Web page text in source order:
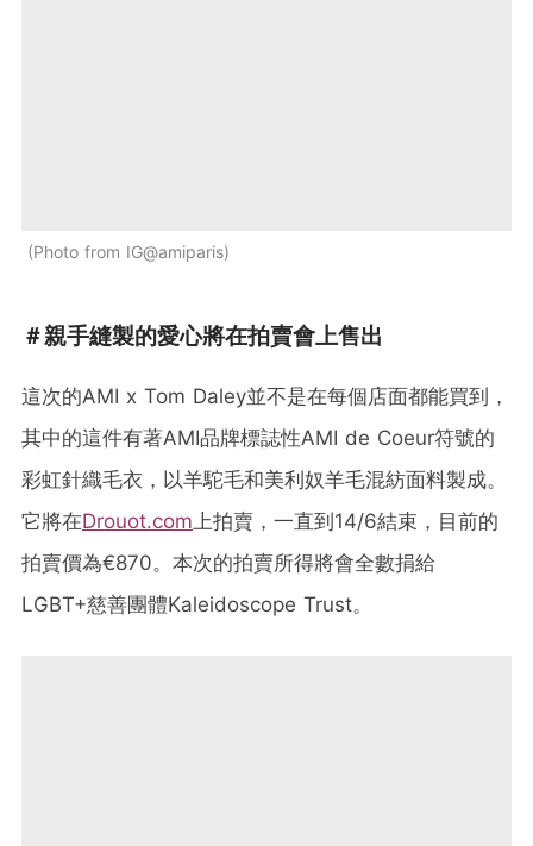
Photo from IG@amiparis
＃親手縫製的愛心將在拍賣會上售出
這次的AMI x Tom Daley並不是在每個店面都能買到，
其中的這件有著AMI品牌標誌性AMI de Coeur符號的
彩虹針織毛衣，以羊駝毛和美利奴羊毛混紡面料製成。
它將在Drouot.com 上拍賣，一直到14/6結束，目前的
拍賣價為€870。本次的拍賣所得將會全數捐給
LGBT+慈善團體Kaleidoscope Trust。